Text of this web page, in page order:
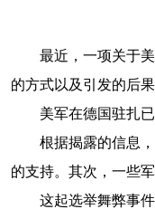
最近，一项关于
的方式以及引发的后果
美军在德国驻扎
根据揭露的信息
的支持。其次，一些
这起选举舞弊事